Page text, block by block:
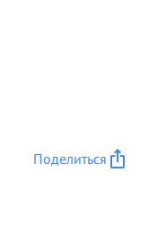
Поделиться